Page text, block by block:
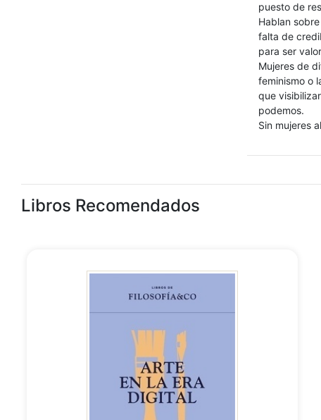
puesto de
Hablan
falta de
para ser
Mujeres de
feminismo o
que
podemos.
Sin mujeres
Libros Recomendados